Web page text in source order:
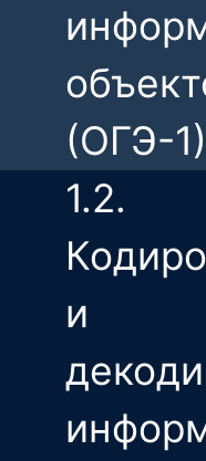
(ОГЭ-1)
1.2.
и